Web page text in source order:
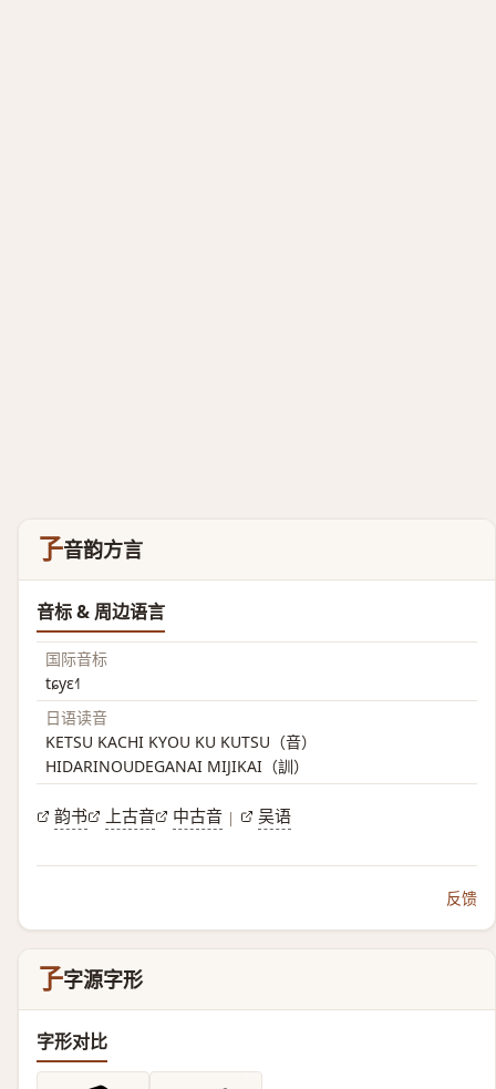
孒音韵方言
音标 & 周边语言
国际音标
tɕyɛ˧˥
日语读音
KETSU KACHI KYOU KU KUTSU（音）
HIDARINOUDEGANAI MIJIKAI（訓）
韵书 上古音 中古音 | 吴语
反馈
孒字源字形
字形对比